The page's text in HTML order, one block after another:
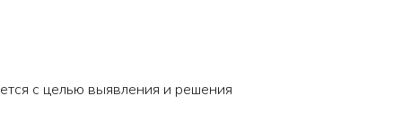
с целью выявления и решения